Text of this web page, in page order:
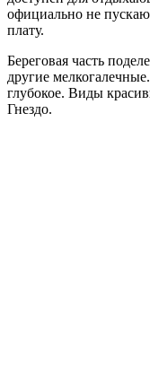
официально не
плату.
Береговая часть
другие
глубокое. Виды
Гнездо.